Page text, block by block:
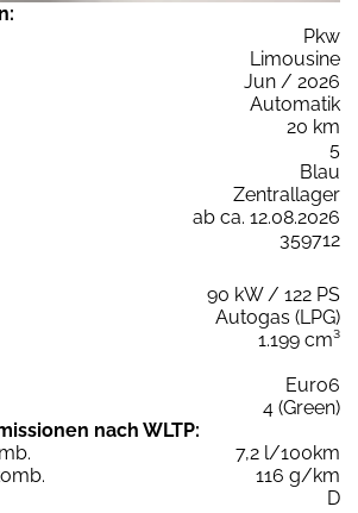
Pkw
Limousine
Jun / 2026
Automatik
20 km
5
Blau
Zentrallager
ab ca. 12.08.2026
359712
90 kW / 122 PS
Autogas (LPG)
1.199 cm³
Euro6
4 (Green)
nach WLTP:
7,2 l/100km
116 g/km
D